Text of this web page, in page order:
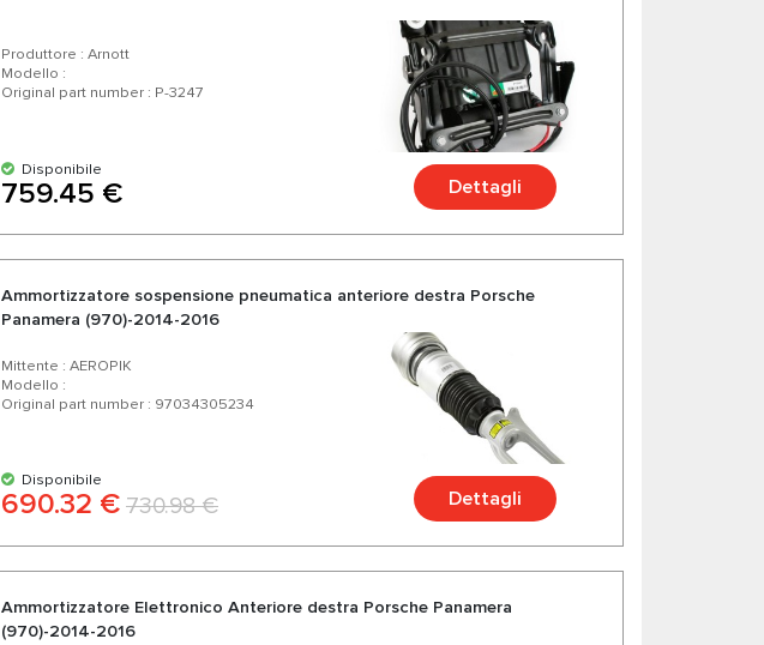
Produttore : Arnott
Modello :
Original part number : P-3247
Disponibile
759.45 € Dettagli
Ammortizzatore sospensione pneumatica anteriore destra Porsche
Panamera (970)-2014-2016
Mittente : AEROPIK
Modello :
Original part number : 97034305234
Disponibile
690.32 € 730.98 € Dettagli
Ammortizzatore Еlettronico Anteriore destra Porsche Panamera
(970)-2014-2016